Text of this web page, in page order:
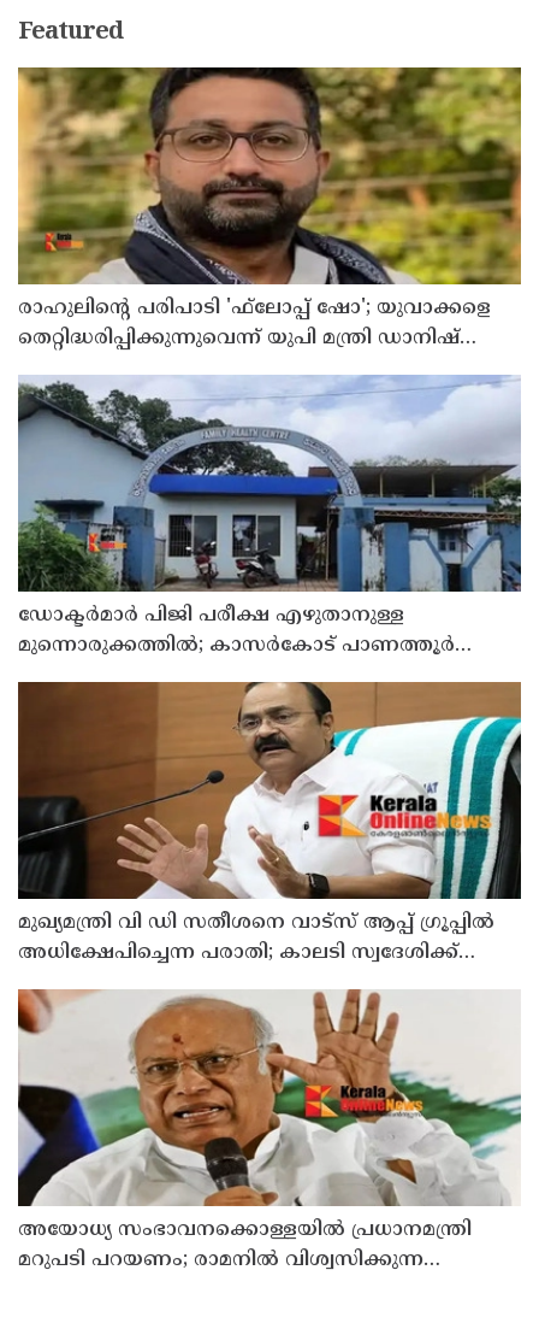
Featured
രാഹുലിന്റെ പരിപാടി 'ഫ്‌ലോപ്പ് ഷോ'; യുവാക്കളെ
തെറ്റിദ്ധരിപ്പിക്കുന്നുവെന്ന് യുപി മന്ത്രി ഡാനിഷ്
ഡോക്ടര്‍മാര്‍ പിജി പരീക്ഷ എഴുതാനുള്ള
മുന്നൊരുക്കത്തില്‍; കാസര്‍കോട് പാണത്തൂര്‍
മുഖ്യമന്ത്രി വി ഡി സതീശനെ വാട്‌സ് ആപ്പ് ഗ്രൂപ്പില്‍
അധിക്ഷേപിച്ചെന്ന പരാതി; കാലടി സ്വദേശിക്ക്
അയോധ്യ സംഭാവനക്കൊള്ളയില്‍ പ്രധാനമന്ത്രി
മറുപടി പറയണം; രാമനില്‍ വിശ്വസിക്കുന്ന